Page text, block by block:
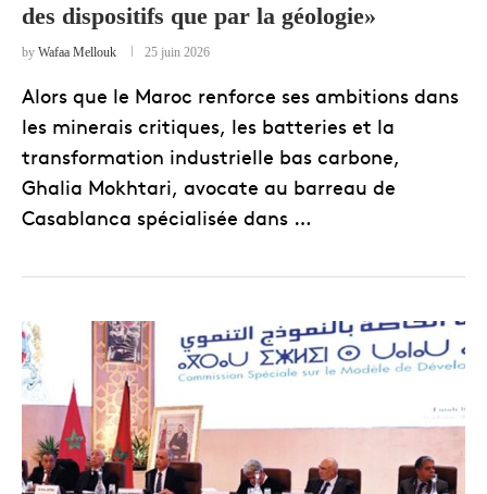
des dispositifs que par la géologie»
by Wafaa Mellouk 25 juin 2026
Alors que le Maroc renforce ses ambitions dans
les minerais critiques, les batteries et la
transformation industrielle bas carbone,
Ghalia Mokhtari, avocate au barreau de
Casablanca spécialisée dans …